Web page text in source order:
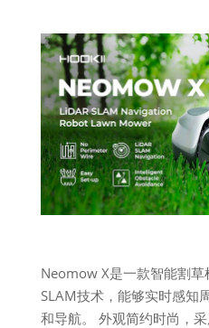
Neomow X是一款智能割
SLAM技术，能够实时感知
和导航。 外观简约时尚，